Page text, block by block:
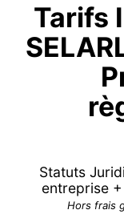
Tarifs
Statuts
entreprise
Hors frais